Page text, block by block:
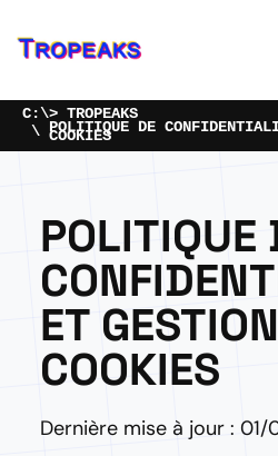
TROPEAKS
POLITIQUE DE
COOKIES
POLITIQUE
ET
COOKIES
Dernière mise à jour : 01/